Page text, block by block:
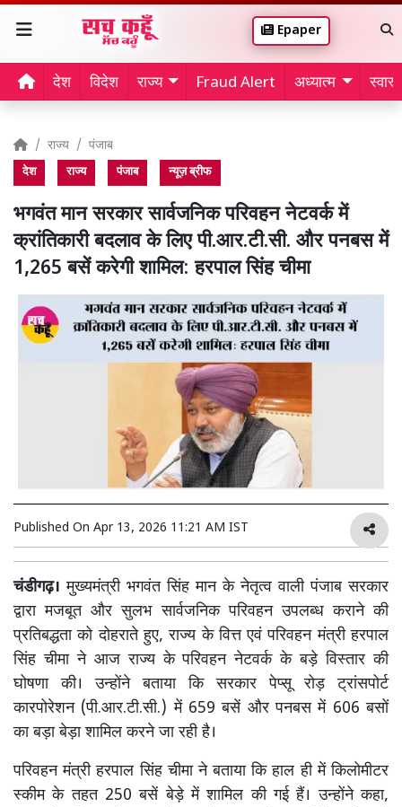
Epaper
देश विदेश राज्य Fraud Alert अध्यात्म
राज्य पंजाब
देश राज्य पंजाब न्यूज़ ब्रीफ
भगवंत मान सरकार सार्वजनिक परिवहन नेटवर्क में
क्रांतिकारी बदलाव के लिए पी.आर.टी.सी. और पनबस में
1,265 बसें करेगी शामिल: हरपाल सिंह चीमा
Published On Apr 13, 2026 11:21 AM IST
चंडीगढ़। मुख्यमंत्री भगवंत सिंह मान के नेतृत्व वाली पंजाब सरकार
द्वारा मजबूत और सुलभ सार्वजनिक परिवहन उपलब्ध कराने की
प्रतिबद्धता को दोहराते हुए, राज्य के वित्त एवं परिवहन मंत्री हरपाल
सिंह चीमा ने आज राज्य के परिवहन नेटवर्क के बड़े विस्तार की
घोषणा की। उन्होंने बताया कि सरकार पेप्सू रोड़ ट्रांसपोर्ट
कारपोरेशन (पी.आर.टी.सी.) में 659 बसें और पनबस में 606 बसों
का बड़ा बेड़ा शामिल करने जा रही है।
परिवहन मंत्री हरपाल सिंह चीमा ने बताया कि हाल ही में किलोमीटर
स्कीम के तहत 250 बसें बेड़े में शामिल की गई हैं। उन्होंने कहा,